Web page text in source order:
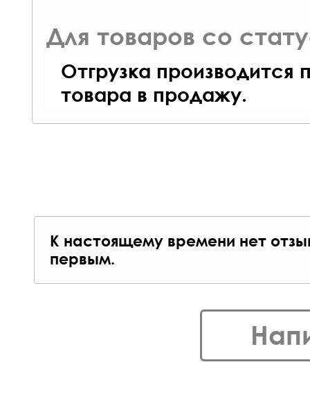
Для товаров со
Отгрузка производится
товара в продажу.
К настоящему времени нет
первым.